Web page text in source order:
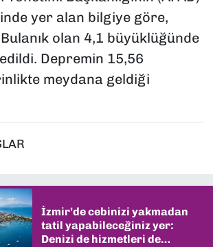
yer alan bilgiye göre,
olan 4,1 büyüklüğünde
Depremin 15,56
meydana geldiği
İzmir’de cebinizi yakmadan
tatil yapabileceğiniz yer:
Denizi de hizmetleri de